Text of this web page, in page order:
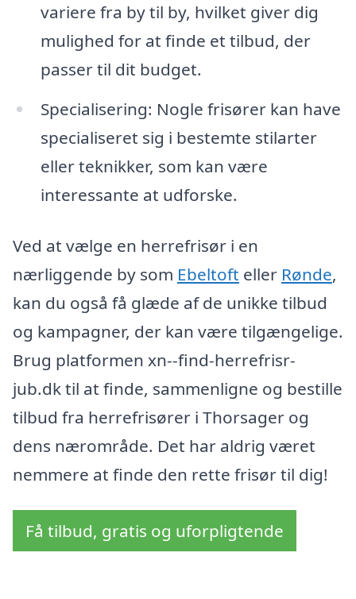
variere fra by til by, hvilket giver dig
mulighed for at finde et tilbud, der
passer til dit budget.
Specialisering: Nogle frisører kan have
specialiseret sig i bestemte stilarter
eller teknikker, som kan være
interessante at udforske.
Ved at vælge en herrefrisør i en
nærliggende by som Ebeltoft eller Rønde,
kan du også få glæde af de unikke tilbud
og kampagner, der kan være tilgængelige.
Brug platformen xn--find-herrefrisr-
jub.dk til at finde, sammenligne og bestille
tilbud fra herrefrisører i Thorsager og
dens nærområde. Det har aldrig været
nemmere at finde den rette frisør til dig!
Få tilbud, gratis og uforpligtende